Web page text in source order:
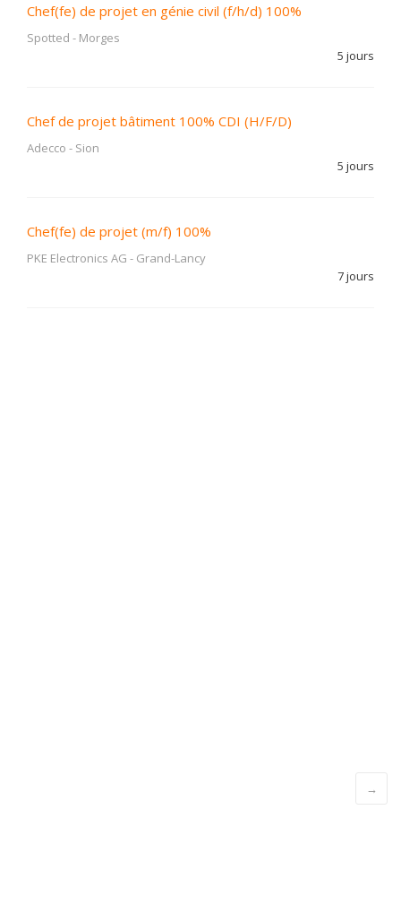
Chef(fe) de projet en génie civil (f/h/d) 100%
Spotted - Morges
5 jours
Chef de projet bâtiment 100% CDI (H/F/D)
Adecco - Sion
5 jours
Chef(fe) de projet (m/f) 100%
PKE Electronics AG - Grand-Lancy
7 jours
→